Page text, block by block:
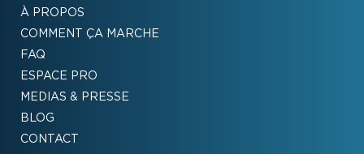
À PROPOS
COMMENT ÇA MARCHE
FAQ
ESPACE PRO
MEDIAS & PRESSE
BLOG
CONTACT